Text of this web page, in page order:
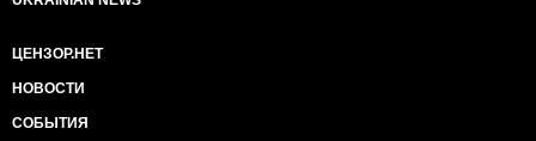
ЦЕНЗОР.НЕТ
НОВОСТИ
СОБЫТИЯ